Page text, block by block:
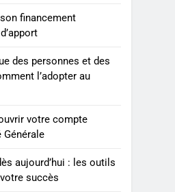
: tout ce qu’il faut
sur les
secrets révélés pour
Ordinary
les chutes chez
aménagement
financement
des personnes et des
l’adopter au
votre compte
Générale
aujourd’hui : les outils
succès